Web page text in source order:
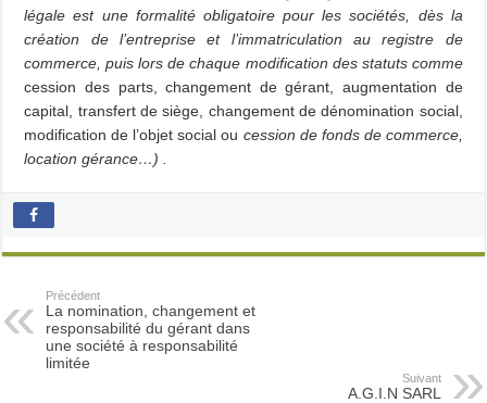
légale est une formalité obligatoire pour les sociétés, dès la
création de l’entreprise et l’immatriculation au registre de
commerce, puis lors de chaque modification des statuts comme
cession des parts, changement de gérant, augmentation de
capital, transfert de siège, changement de dénomination social,
modification de l’objet social ou cession de fonds de commerce,
location gérance…) .
Précédent
La nomination, changement et
responsabilité du gérant dans
une société à responsabilité
limitée
Suivant
A.G.I.N SARL